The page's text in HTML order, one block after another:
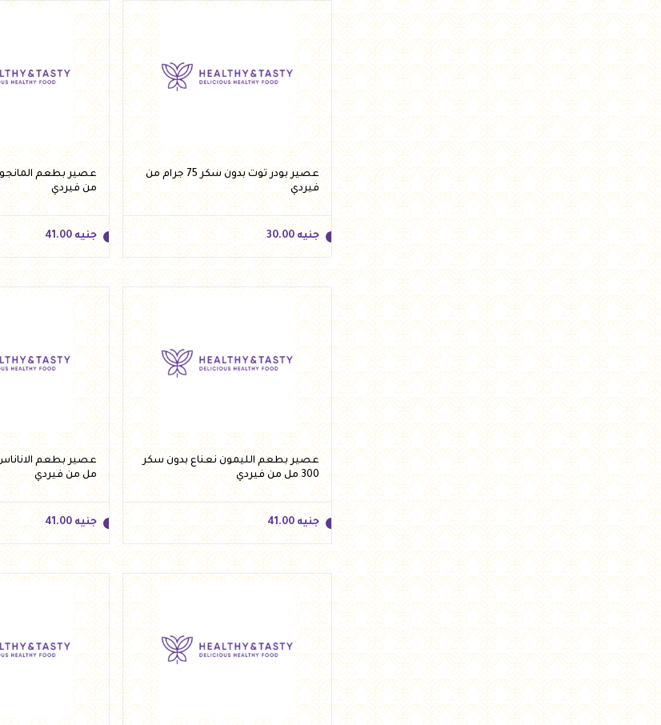
جنيه 21.50 جنيه 24.00
عصير بودر توت بدون سكر 75 جرام من
فيردي
جنيه 30.00
جنيه 30.00
من فيردي
جنيه 41.00
جنيه 41.00
عصير بطعم الليمون نعناع بدون سكر
300 مل من فيردي
جنيه 41.00
جنيه 41.00
مل من فيردي
جنيه 41.00
جنيه 41.00